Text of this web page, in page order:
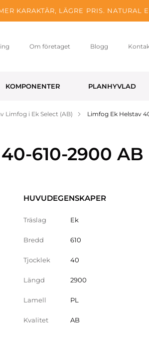
KARAKTÄR, LÄGRE PRIS. NATURAL
Om företaget Blogg
KOMPONENTER PLANHYVLAD
Limfog i Ek Select (AB) Limfog Ek Helstav
610-2900 AB
HUVUDEGENSKAPER
Träslag Ek
Bredd 610
Tjocklek 40
Längd 2900
Lamell PL
Kvalitet AB